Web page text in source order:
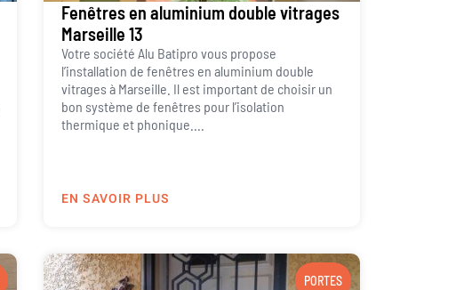
Fenêtres en aluminium double vitrages
Marseille 13
Votre société Alu Batipro vous propose
l’installation de fenêtres en aluminium double
vitrages à Marseille. Il est important de choisir un
bon système de fenêtres pour l’isolation
thermique et phonique....
EN SAVOIR PLUS
PORTES